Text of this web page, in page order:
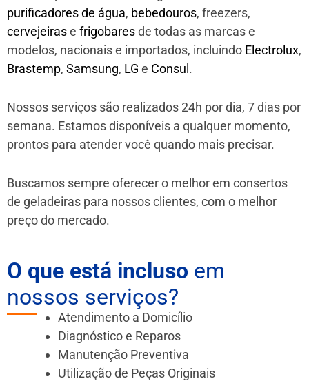
purificadores de água, bebedouros, freezers,
cervejeirase frigobaresde todas as marcas e
modelos, nacionais e importados, incluindo Electrolux,
Brastemp, Samsung, LG e Consul .
Nossos serviços são realizados 24h por dia, 7 dias por
semana. Estamos disponíveis a qualquer momento,
prontos para atender você quando mais precisar.
Buscamos sempre oferecer o melhor em consertos
de geladeiras para nossos clientes, com o melhor
preço do mercado.
O que está incluso em
nossos serviços?
Atendimento a Domicílio
Diagnóstico e Reparos
Manutenção Preventiva
Utilização de Peças Originais